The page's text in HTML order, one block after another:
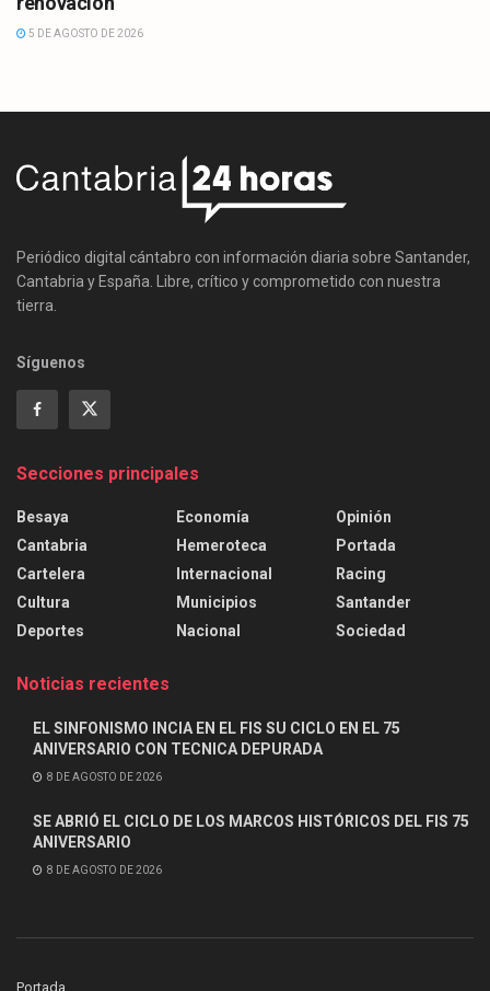
5 DE AGOSTO DE 2026
Periódico digital cántabro con información diaria sobre Santander,
Cantabria y España. Libre, crítico y comprometido con nuestra
tierra.
Síguenos
Secciones principales
Besaya
Cantabria
Cartelera
Cultura
Deportes
Economía
Hemeroteca
Internacional
Municipios
Nacional
Opinión
Portada
Racing
Santander
Sociedad
Noticias recientes
EL SINFONISMO INCIA EN EL FIS SU CICLO EN EL 75
ANIVERSARIO CON TECNICA DEPURADA
8 DE AGOSTO DE 2026
SE ABRIÓ EL CICLO DE LOS MARCOS HISTÓRICOS DEL FIS 75
ANIVERSARIO
8 DE AGOSTO DE 2026
Portada